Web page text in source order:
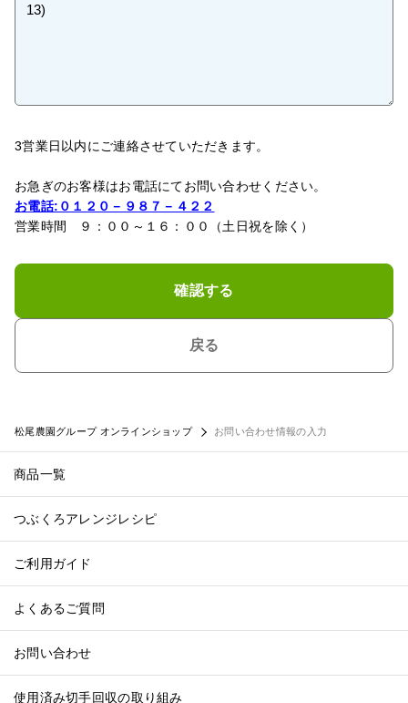
松尾農園グループ オンラインショップ お問い合わせ情報の入力
3営業日以内にご連絡させていただきます。
お急ぎのお客様はお電話にてお問い合わせください。
お電話:０１２０－９８７－４２２
営業時間 ９：００～１６：００（土日祝を除く）
確認する
戻る
商品一覧
つぶくろアレンジレシピ
ご利用ガイド
よくあるご質問
お問い合わせ
使用済み切手回収の取り組み